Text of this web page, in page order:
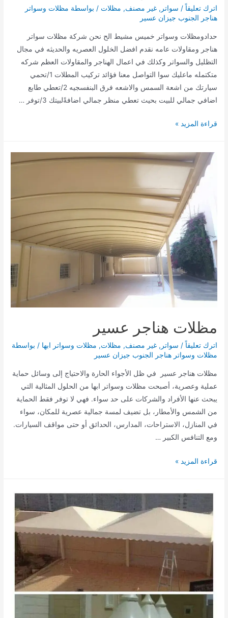
اترك تعليقاً / سواتر ,غير مصنف, مظلات / بواسطة مظلات وسواتر
هناجر الجنوب جيزان عسير
حدادومظلات وسواتر خميس مشيط الح نحن شركة مظلات سواتر
هناجر ومقاولات عامه نقدم افضل الخلول العصريه والحديثه في مجال
التظليل والسواتر وكذلك في اعمال الهناجر والمقاولات العظم شركه
متكتمله ماعليك سوا التواصل معنا فؤائد تركيب المطلات 1/تحمي
سيارتك من اشعة السمس والاشعه فرق البنفسجيه 2/تعطي طابع
اضافي جمالي للبيت بحيث تعطي منظر جمالي اضافةًلبيتك 3/توفر …
حداد
خميس
مشيط
الجنوب
قراءة المزيد »
مظلات هناجر عسير
اترك تعليقاً / سواتر ,غير مصنف, مظلات, مظلات وسواتر ابها / بواسطة
مظلات وسواتر هناجر الجنوب جيزان عسير
مظلات هناجر عسير في ظل الأجواء الحارة والاحتياج إلى وسائل حماية
عملية وعصرية، أصبحت مظلات وسواتر ابها من الحلول المثالية التي
يبحث عنها الأفراد والشركات على حد سواء. فهي لا توفر فقط الحماية
من الشمس والأمطار، بل تضيف لمسة جمالية عصرية للمكان، سواء
في المنازل، الاستراحات، المدارس، الحدائق أو حتى مواقف السيارات.
ومع التنافس الكبير …
مظلات
قراءة المزيد »